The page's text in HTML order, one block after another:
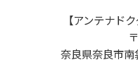
【アンテナド
奈良県奈良市